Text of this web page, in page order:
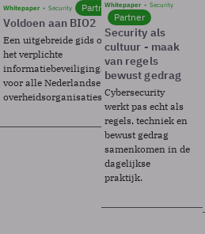
Whitepaper Security Partner
Voldoen aan BIO2
Een uitgebreide gids over BIO2,
het verplichte
informatiebeveiligingsframework
voor alle Nederlandse
overheidsorganisaties.
Whitepaper Security
Partner
Security als
cultuur - maak
van regels
bewust gedrag
Cybersecurity
werkt pas echt als
regels, techniek en
bewust gedrag
samenkomen in de
dagelijkse
praktijk.